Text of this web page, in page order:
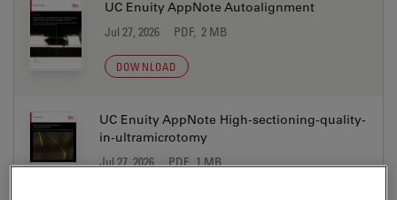
UC Enuity AppNote Autoalignment
Jul 27, 2026 PDF, 2 MB
DOWNLOAD
UC Enuity AppNote High-sectioning-quality-
in-ultramicrotomy
Jul 27, 2026 PDF, 1 MB